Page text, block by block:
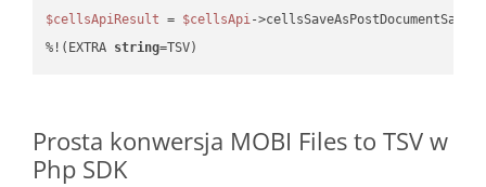
$cellsApiResult = $cellsApi-
%!(EXTRA string=TSV)
Prosta konwersja MOBI Files to TSV w
Php SDK